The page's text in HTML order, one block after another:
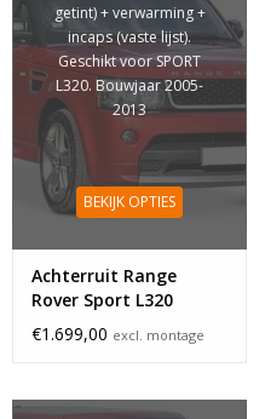
getint) + verwarming +
incaps (vaste lijst).
Geschikt voor SPORT
L320. Bouwjaar 2005-
2013
BEKIJK OPTIES
Achterruit Range
Rover Sport L320
€1.699,00 excl. montage